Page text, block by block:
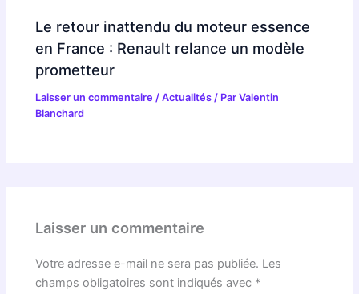
Le retour inattendu du moteur essence
en France : Renault relance un modèle
prometteur
Laisser un commentaire /Actualités / ParValentin
Blanchard
Laisser un commentaire
Votre adresse e-mail ne sera pas publiée. Les
champs obligatoires sont indiqués avec *